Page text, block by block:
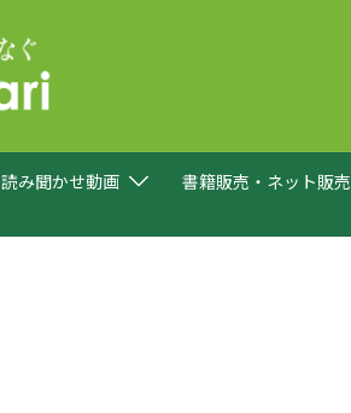
読み聞かせ動画 書籍販売・ネット販売